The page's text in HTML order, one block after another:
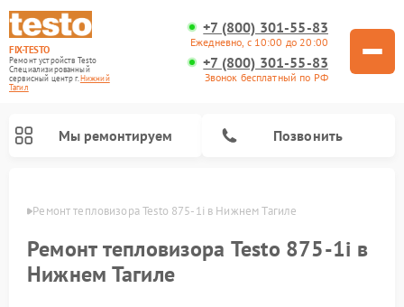
FIX-TESTO
Ремонт устройств Testo
Специализированный
cервисный центр г.Нижний
Тагил
+7 (800) 301-55-83
Ежедневно, с 10:00 до 20:00
+7 (800) 301-55-83
Звонок бесплатный по РФ
Мы ремонтируем Позвонить
Ремонт тепловизора Testo 875-1i в Нижнем Тагиле
Ремонт тепловизора Testo 875-1i в
Нижнем Тагиле